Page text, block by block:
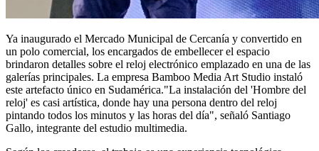
Ya inaugurado el Mercado Municipal de Cercanía y convertido en
un polo comercial, los encargados de embellecer el espacio
brindaron detalles sobre el reloj electrónico emplazado en una de las
galerías principales. La empresa Bamboo Media Art Studio instaló
este artefacto único en Sudamérica."La instalación del 'Hombre del
reloj' es casi artística, donde hay una persona dentro del reloj
pintando todos los minutos y las horas del día", señaló Santiago
Gallo, integrante del estudio multimedia.